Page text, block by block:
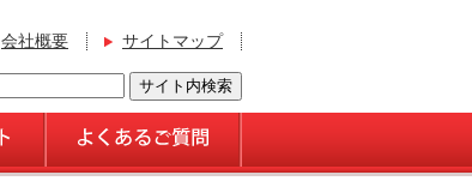
会社概要 サイトマップ